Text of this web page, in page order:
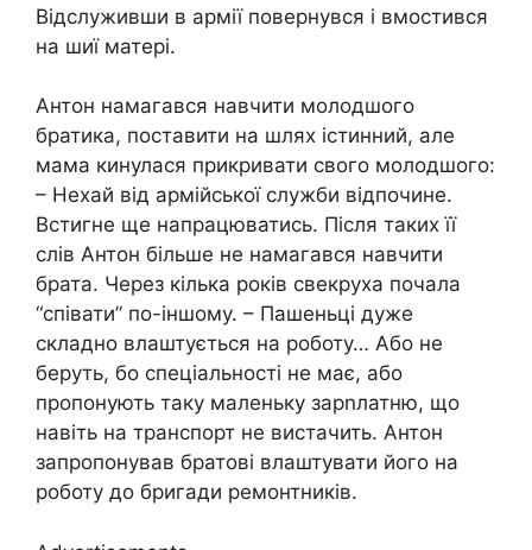
Відслуживши в армії повернувся і вмостився
на шиї матері.
Антон намагався навчити молодшого
братика, поставити на шлях істинний, але
мама кинулася прикривати свого молодшого:
– Нехай від армійської служби відпочине.
Встигне ще напрацюватись. Після таких її
слів Антон більше не намагався навчити
брата. Через кілька років свекруха почала
“співати” по-іншому. – Пашеньці дуже
складно влаштується на роботу… Або не
беруть, бо спеціальності не має, або
пропонують таку маленьку зарnлатню, що
навіть на транспорт не вистачить. Антон
запропонував братові влаштувати його на
роботу до бригади ремонтників.